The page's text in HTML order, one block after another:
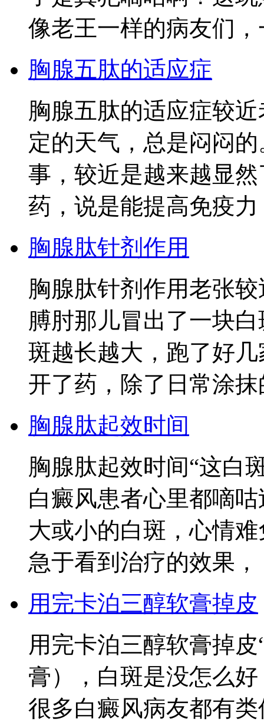
像老王一样的病友们，
胸腺五肽的适应症
胸腺五肽的适应症较
定的天气，总是闷闷
事，较近是越来越显
药，说是能提高免疫力
胸腺肽针剂作用
胸腺肽针剂作用老张
膊肘那儿冒出了一块
斑越长越大，跑了好
开了药，除了日常涂抹
胸腺肽起效时间
胸腺肽起效时间“这白
白癜风患者心里都嘀
大或小的白斑，心情
急于看到治疗的效果，
用完卡泊三醇软膏掉皮
用完卡泊三醇软膏掉
膏），白斑是没怎么
很多白癜风病友都有